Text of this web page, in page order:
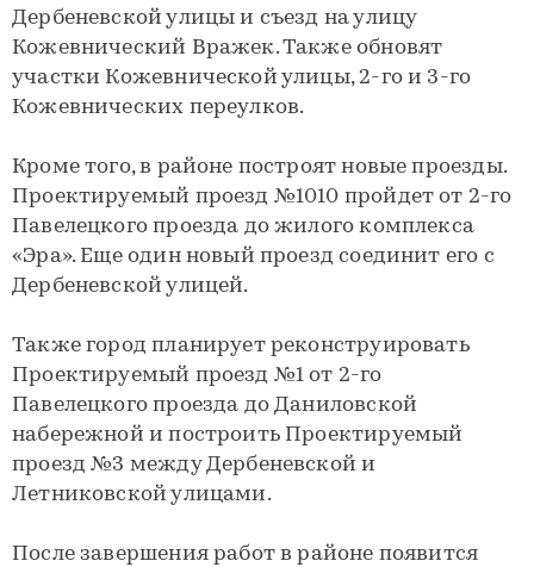
Дербеневской улицы и съезд на улицу
Кожевнический Вражек. Также обновят
участки Кожевнической улицы, 2-го и 3-го
Кожевнических переулков.
Кроме того, в районе построят новые проезды.
Проектируемый проезд №1010 пройдет от 2-го
Павелецкого проезда до жилого комплекса
«Эра». Еще один новый проезд соединит его с
Дербеневской улицей.
Также город планирует реконструировать
Проектируемый проезд №1 от 2-го
Павелецкого проезда до Даниловской
набережной и построить Проектируемый
проезд №3 между Дербеневской и
Летниковской улицами.
После завершения работ в районе появится